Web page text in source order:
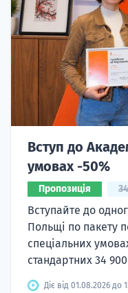
Вступ до
умовах -50%
Пропозиція
Вступайте до
Польщі по пакету
спеціальних
стандартних 34
Діє від 01.08.2026 до